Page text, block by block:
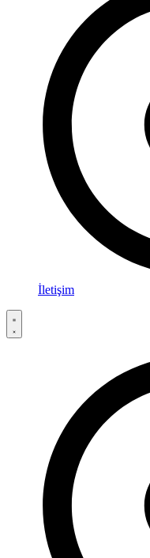
İletişim